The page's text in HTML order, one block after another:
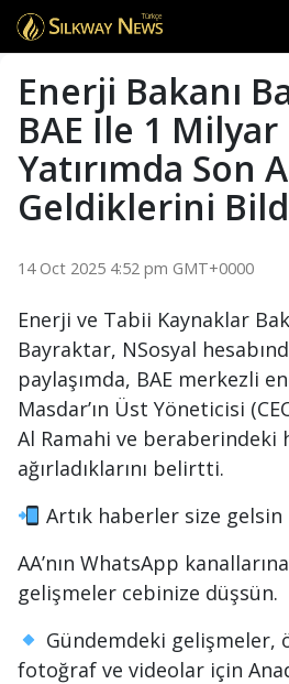
Türkçe
Enerji Bakanı
BAE Ile 1
Yatırımda Son
Geldiklerini
14 Oct 2025 4:52 pm GMT+0000
Enerji ve Tabii Kaynaklar
Bayraktar, NSosyal
paylaşımda, BAE merkezli
Masdar’ın Üst Yöneticisi
Al Ramahi ve beraberindeki
ağırladıklarını belirtti.
Artık haberler size gelsin
AA’nın WhatsApp
gelişmeler cebinize düşsün.
Gündemdeki gelişmeler,
fotoğraf ve videolar için